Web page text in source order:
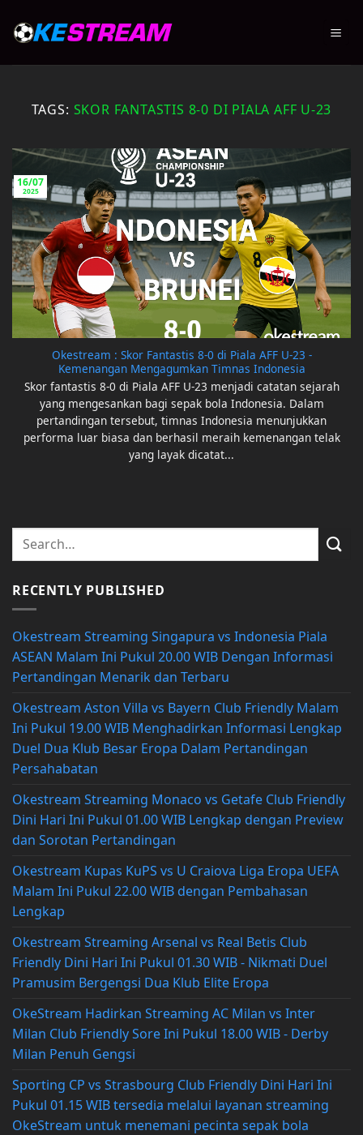
TAGS: SKOR FANTASTIS 8-0 DI PIALA AFF U-23
Okestream : Skor Fantastis 8-0 di Piala AFF U-23 -
Kemenangan Mengagumkan Timnas Indonesia
Skor fantastis 8-0 di Piala AFF U-23 menjadi catatan sejarah
yang mengesankan bagi sepak bola Indonesia. Dalam
pertandingan tersebut, timnas Indonesia menunjukkan
performa luar biasa dan berhasil meraih kemenangan telak
yang layak dicatat...
16/07
2025
RECENTLY PUBLISHED
Okestream Streaming Singapura vs Indonesia Piala
ASEAN Malam Ini Pukul 20.00 WIB Dengan Informasi
Pertandingan Menarik dan Terbaru
Okestream Aston Villa vs Bayern Club Friendly Malam
Ini Pukul 19.00 WIB Menghadirkan Informasi Lengkap
Duel Dua Klub Besar Eropa Dalam Pertandingan
Persahabatan
Okestream Streaming Monaco vs Getafe Club Friendly
Dini Hari Ini Pukul 01.00 WIB Lengkap dengan Preview
dan Sorotan Pertandingan
Okestream Kupas KuPS vs U Craiova Liga Eropa UEFA
Malam Ini Pukul 22.00 WIB dengan Pembahasan
Lengkap
Okestream Streaming Arsenal vs Real Betis Club
Friendly Dini Hari Ini Pukul 01.30 WIB - Nikmati Duel
Pramusim Bergengsi Dua Klub Elite Eropa
OkeStream Hadirkan Streaming AC Milan vs Inter
Milan Club Friendly Sore Ini Pukul 18.00 WIB - Derby
Milan Penuh Gengsi
Sporting CP vs Strasbourg Club Friendly Dini Hari Ini
Pukul 01.15 WIB tersedia melalui layanan streaming
OkeStream untuk menemani pecinta sepak bola